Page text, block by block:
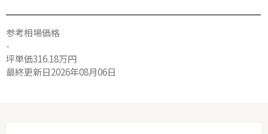
参考相場価格
-
坪単価316.18万円
最終更新日2026年08月06日